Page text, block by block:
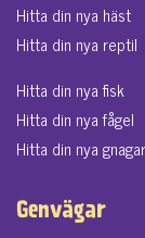
Hitta din nya häst
Hitta din nya reptil
Hitta din nya fisk
Hitta din nya fågel
Hitta din nya
Genvägar